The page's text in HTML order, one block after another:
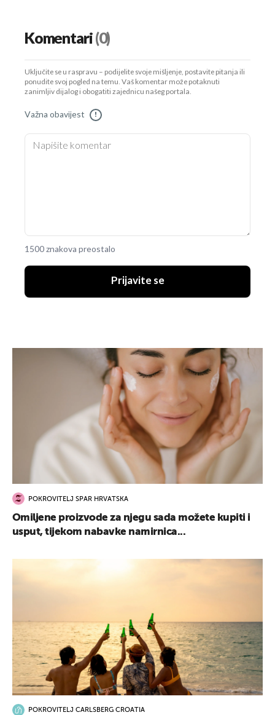
Komentari(0)
Uključite se u raspravu – podijelite svoje mišljenje, postavite pitanja ili
ponudite svoj pogled na temu. Vaš komentar može potaknuti
zanimljiv dijalog i obogatiti zajednicu našeg portala.
Važna obavijest !
1500 znakova preostalo
Prijavite se
POKROVITELJ SPAR HRVATSKA
Omiljene proizvode za njegu sada možete kupiti i
usput, tijekom nabavke namirnica...
POKROVITELJ CARLSBERG CROATIA